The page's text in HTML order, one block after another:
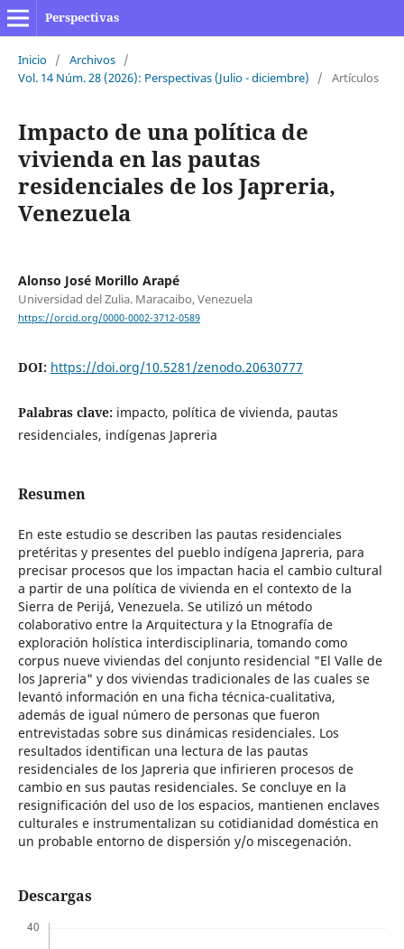
Perspectivas
Inicio / Archivos /
Vol. 14 Núm. 28 (2026): Perspectivas (Julio - diciembre)
/ Artículos
Impacto de una política de
vivienda en las pautas
residenciales de los Japreria,
Venezuela
Alonso José Morillo Arapé
Universidad del Zulia. Maracaibo, Venezuela
https://orcid.org/0000-0002-3712-0589
DOI: https://doi.org/10.5281/zenodo.20630777
Palabras clave: impacto, política de vivienda, pautas
residenciales, indígenas Japreria
Resumen
En este estudio se describen las pautas residenciales
pretéritas y presentes del pueblo indígena Japreria, para
precisar procesos que los impactan hacia el cambio cultural
a partir de una política de vivienda en el contexto de la
Sierra de Perijá, Venezuela. Se utilizó un método
colaborativo entre la Arquitectura y la Etnografía de
exploración holística interdisciplinaria, tomando como
corpus nueve viviendas del conjunto residencial "El Valle de
los Japreria" y dos viviendas tradicionales de las cuales se
levantó información en una ficha técnica-cualitativa,
además de igual número de personas que fueron
entrevistadas sobre sus dinámicas residenciales. Los
resultados identifican una lectura de las pautas
residenciales de los Japreria que infirieren procesos de
cambio en sus pautas residenciales. Se concluye en la
resignificación del uso de los espacios, mantienen enclaves
culturales e instrumentalizan su cotidianidad doméstica en
un probable entorno de dispersión y/o miscegenación.
Descargas